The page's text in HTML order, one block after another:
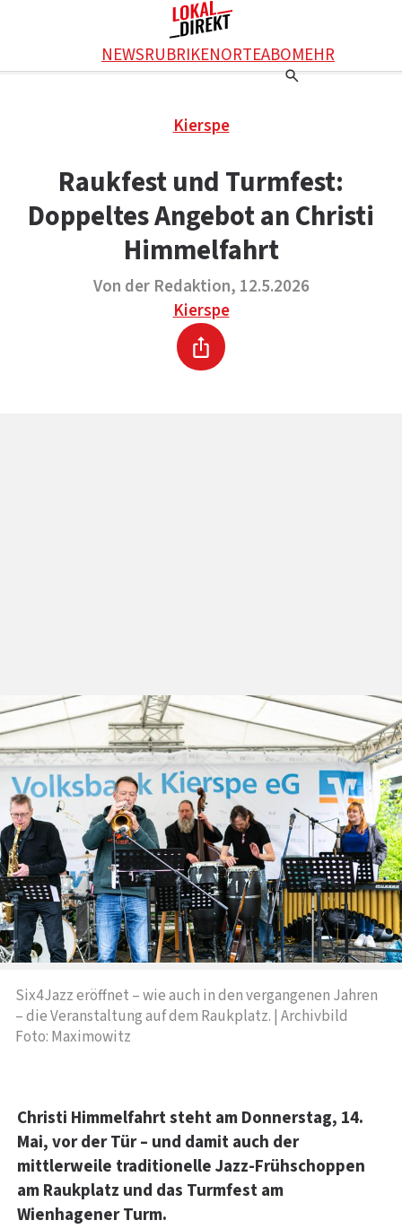
NEWSRUBRIKENORTEABOMEHR
Werbung schalten
Kontakt
Das Team
Über uns
KONTAKT
DAS TEAM
ÜBER UNS
Kierspe
Raukfest und Turmfest:
Doppeltes Angebot an Christi
Himmelfahrt
Von der Redaktion, 12.5.2026
Kierspe
Drucken
Six4Jazz eröffnet – wie auch in den vergangenen Jahren
– die Veranstaltung auf dem Raukplatz. | Archivbild
Foto: Maximowitz
Christi Himmelfahrt steht am Donnerstag, 14.
Mai, vor der Tür – und damit auch der
mittlerweile traditionelle Jazz-Frühschoppen
am Raukplatz und das Turmfest am
Wienhagener Turm.